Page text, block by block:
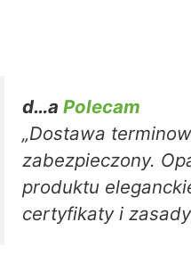
d…a Polecam
„Dostawa
zabezpieczony.
produktu
certyfikaty i